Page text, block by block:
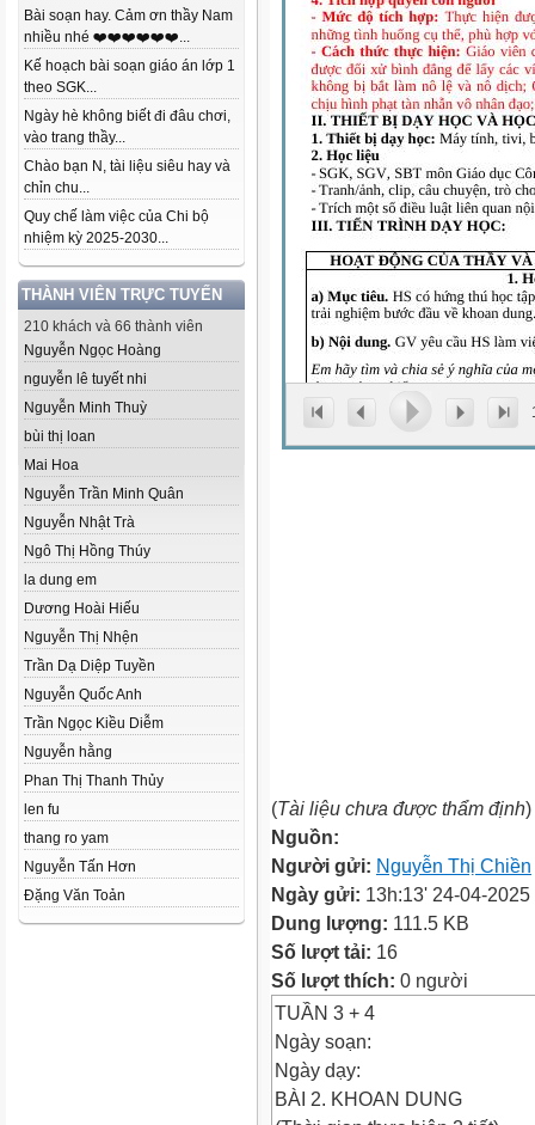
Bài soạn hay. Cảm ơn thầy Nam
nhiều nhé ❤️❤️❤️❤️❤️❤️...
Kế hoạch bài soạn giáo án lớp 1
theo SGK...
Ngày hè không biết đi đâu chơi,
vào trang thầy...
Chào bạn N, tài liệu siêu hay và
chỉn chu...
Quy chế làm việc của Chi bộ
nhiệm kỳ 2025-2030...
THÀNH VIÊN TRỰC TUYẾN
210 khách và 66 thành viên
Nguyễn Ngọc Hoàng
nguyễn lê tuyết nhi
Nguyễn Minh Thuỳ
bùi thị loan
Mai Hoa
Nguyễn Trần Minh Quân
Nguyễn Nhật Trà
Ngô Thị Hồng Thúy
la dung em
Dương Hoài Hiếu
Nguyễn Thị Nhện
Trần Dạ Diệp Tuyền
Nguyễn Quốc Anh
Trần Ngọc Kiều Diễm
Nguyễn hằng
Phan Thị Thanh Thủy
len fu
thang ro yam
Nguyễn Tấn Hơn
Đặng Văn Toản
(Tài liệu chưa được thẩm định)
Nguồn:
Người gửi: Nguyễn Thị Chiền
Ngày gửi: 13h:13' 24-04-2025
Dung lượng: 111.5 KB
Số lượt tải: 16
Số lượt thích: 0 người
TUẦN 3 + 4
Ngày soạn:
Ngày dạy:
BÀI 2. KHOAN DUNG